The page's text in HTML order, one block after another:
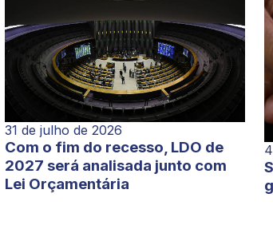
31 de julho de 2026
Com o fim do recesso, LDO de
2027 será analisada junto com
Lei Orçamentária